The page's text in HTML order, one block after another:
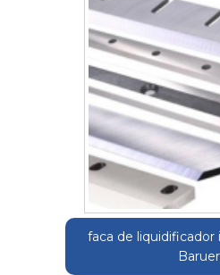
faca de liquidificador